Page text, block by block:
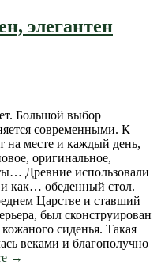
элегантен
Большой выбор
современными. К
на месте и каждый день,
оригинальное,
Древние использовали
как… обеденный стол.
Царстве и ставший
был сконструирован
сиденья. Такая
веками и благополучно
→